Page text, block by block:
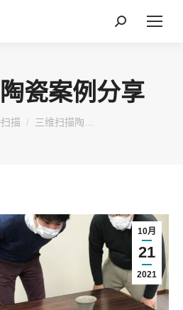
搜
瓷案例分享
描 三维扫描陶…
10月
21
2021